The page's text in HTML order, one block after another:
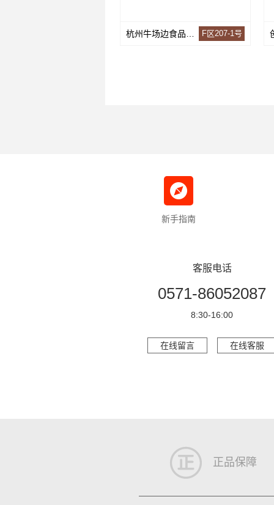
F区207-1号
新手指南
客服电话
0571-86052087
8:30-16:00
在线留言 在线客服
正品保障